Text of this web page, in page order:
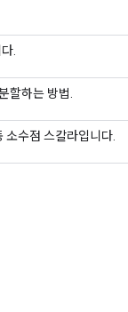
.
할하는 방법.
소수점 스칼라입니다.